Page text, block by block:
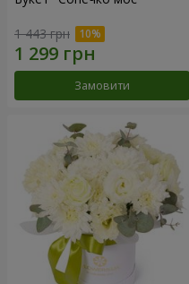
1 443 грн
Замовити